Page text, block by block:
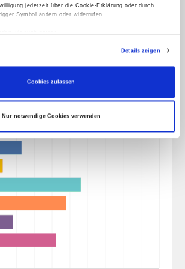
jederzeit über die Cookie-Erklärung oder durch
Symbol ändern oder widerrufen
wie Ihre persönlichen Daten verarbeitet werden, und legen
können und die Zugriffe auf unsere Website zu analysieren.
Werbung und Analysen weiter. Unsere Partner führen diese
Ihrer Nutzung der Dienste gesammelt haben.
Details zeigen
Cookies zulassen
Nur notwendige Cookies verwenden